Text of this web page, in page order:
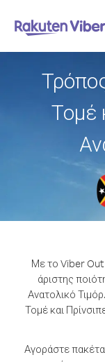
Τομέ
Με το Viber Out
άριστης
Ανατολικό Τιμόρ.
Τομέ και
Αγοράστε